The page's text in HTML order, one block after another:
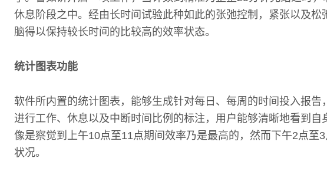
休息阶段之中。经由长时间试验此种如此的张弛控制，紧张以及松
脑得以保持较长时间的比较高的效率状态。
统计图表功能
软件所内置的统计图表，能够生成针对每日、每周的时间投入报告
进行工作、休息以及中断时间比例的标注，用户能够清晰地看到自
像是察觉到上午10点至11点期间效率乃是最高的，然而下午2点至
状况。